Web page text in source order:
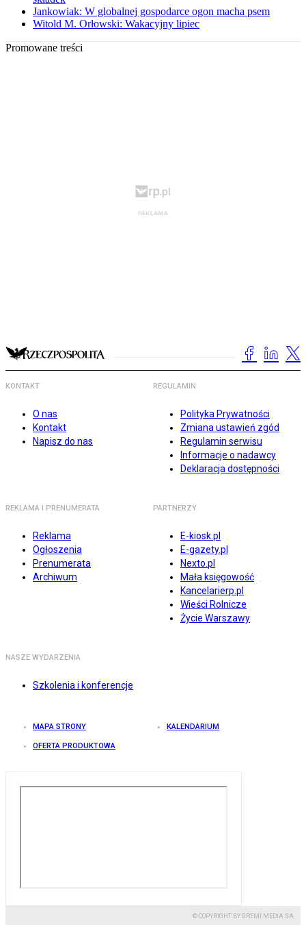
Jankowiak: W globalnej gospodarce ogon macha psem
Witold M. Orłowski: Wakacyjny lipiec
Promowane treści
KONTAKT
O nas
Kontakt
Napisz do nas
REGULAMIN
Polityka Prywatności
Zmiana ustawień zgód
Regulamin serwisu
Informacje o nadawcy
Deklaracja dostępności
REKLAMA I PRENUMERATA
Reklama
Ogłoszenia
Prenumerata
Archiwum
PARTNERZY
E-kiosk.pl
E-gazety.pl
Nexto.pl
Mała księgowość
Kancelarierp.pl
Wieści Rolnicze
Życie Warszawy
NASZE WYDARZENIA
Szkolenia i konferencje
MAPA STRONY KALENDARIUM
OFERTA PRODUKTOWA
© COPYRIGHT BY GREMI MEDIA SA